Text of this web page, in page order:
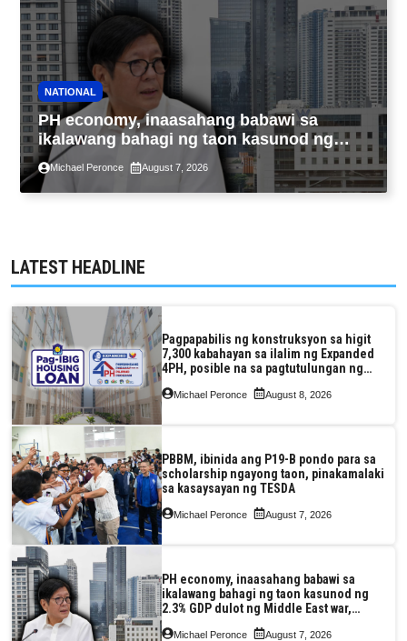
NATIONAL
PH economy, inaasahang babawi sa
ikalawang bahagi ng taon kasunod ng
2.3% GDP dulot ng Middle East war,
pagkaantala ng public construction
Michael Peronce August 7, 2026
LATEST HEADLINE
Pagpapabilis ng konstruksyon sa higit
7,300 kabahayan sa ilalim ng Expanded
4PH, posible na sa pagtutulungan ng
Pag-IBIG at P.A. Alvarez
Michael Peronce August 8, 2026
PBBM, ibinida ang P19-B pondo para sa
scholarship ngayong taon, pinakamalaki
sa kasaysayan ng TESDA
Michael Peronce August 7, 2026
PH economy, inaasahang babawi sa
ikalawang bahagi ng taon kasunod ng
2.3% GDP dulot ng Middle East war,
pagkaantala ng public construction
Michael Peronce August 7, 2026